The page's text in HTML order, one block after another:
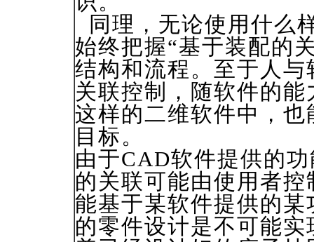
同理，无论使用什么
始终把握“基于装配的
结构和流程。至于人
关联控制，随软件的
这样的二维软件中，
目标。
由于CAD软件提供的
的关联可能由使用者
能基于某软件提供的
的零件设计是不可能